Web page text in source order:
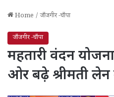
Home / जाँजगीर -चाँपा
जाँजगीर -चाँपा
महतारी वंदन
ओर बढ़े श्रीमती